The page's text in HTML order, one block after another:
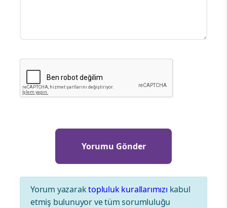
Yorum yazaraktopluluk kurallarımızı kabul
etmiş bulunuyor ve tüm sorumluluğu